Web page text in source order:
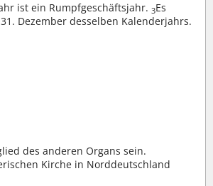
ist ein Rumpfgeschäftsjahr.3Es
Dezember desselben Kalenderjahrs.
des anderen Organs sein.
Kirche in Norddeutschland